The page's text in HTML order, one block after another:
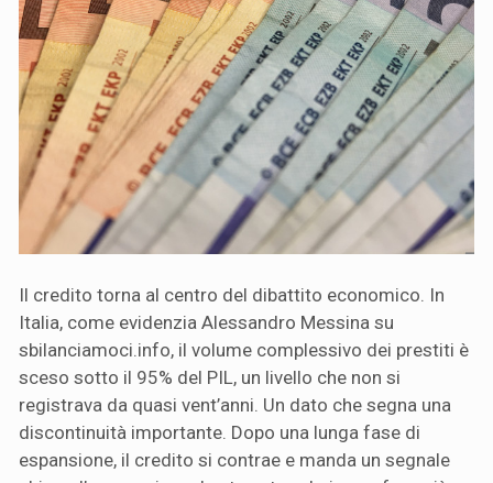
Il credito torna al centro del dibattito economico. In
Italia, come evidenzia Alessandro Messina su
sbilanciamoci.info, il volume complessivo dei prestiti è
sceso sotto il 95% del PIL, un livello che non si
registrava da quasi vent’anni. Un dato che segna una
discontinuità importante. Dopo una lunga fase di
espansione, il credito si contrae e manda un segnale